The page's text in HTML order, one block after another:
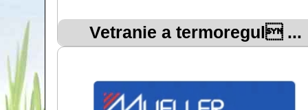
Vetranie a termoregul ...